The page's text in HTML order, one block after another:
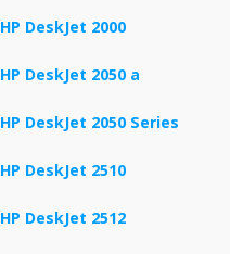
HP DeskJet 2000
HP DeskJet 2050 a
HP DeskJet 2050 Series
HP DeskJet 2510
HP DeskJet 2512